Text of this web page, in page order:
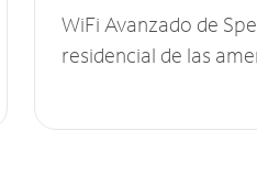
WiFi Avanzado de
residencial de las